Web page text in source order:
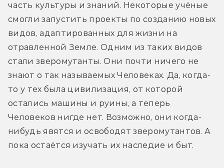
часть культуры и знаний. Некоторые учёные
смогли запустить проекты по созданию новых
видов, адаптированных для жизни на
отравленной Земле. Одним из таких видов
стали зверомутанты. Они почти ничего не
знают о так называемых Человеках. Да, когда-
то у тех была цивилизация, от которой
остались машины и руины, а теперь
Человеков нигде нет. Возможно, они когда-
нибудь явятся и освободят зверомутантов. А
пока остаётся изучать их наследие и быт.